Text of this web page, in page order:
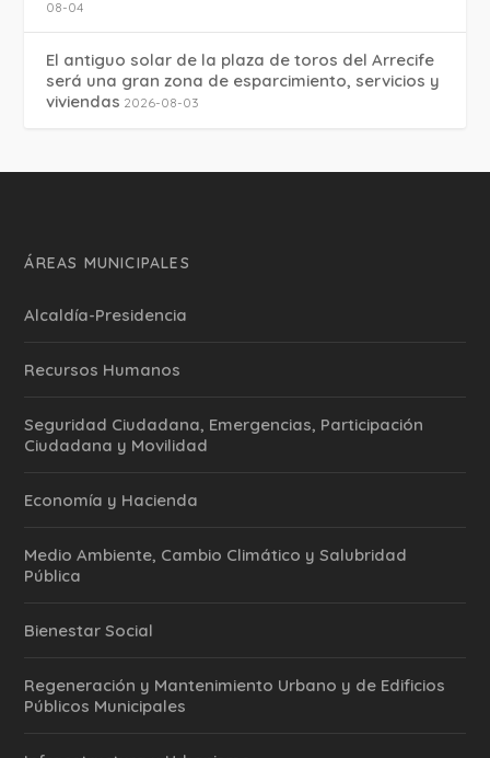
08-04
El antiguo solar de la plaza de toros del Arrecife
será una gran zona de esparcimiento, servicios y
viviendas 2026-08-03
ÁREAS MUNICIPALES
Alcaldía-Presidencia
Recursos Humanos
Seguridad Ciudadana, Emergencias, Participación
Ciudadana y Movilidad
Economía y Hacienda
Medio Ambiente, Cambio Climático y Salubridad
Pública
Bienestar Social
Regeneración y Mantenimiento Urbano y de Edificios
Públicos Municipales